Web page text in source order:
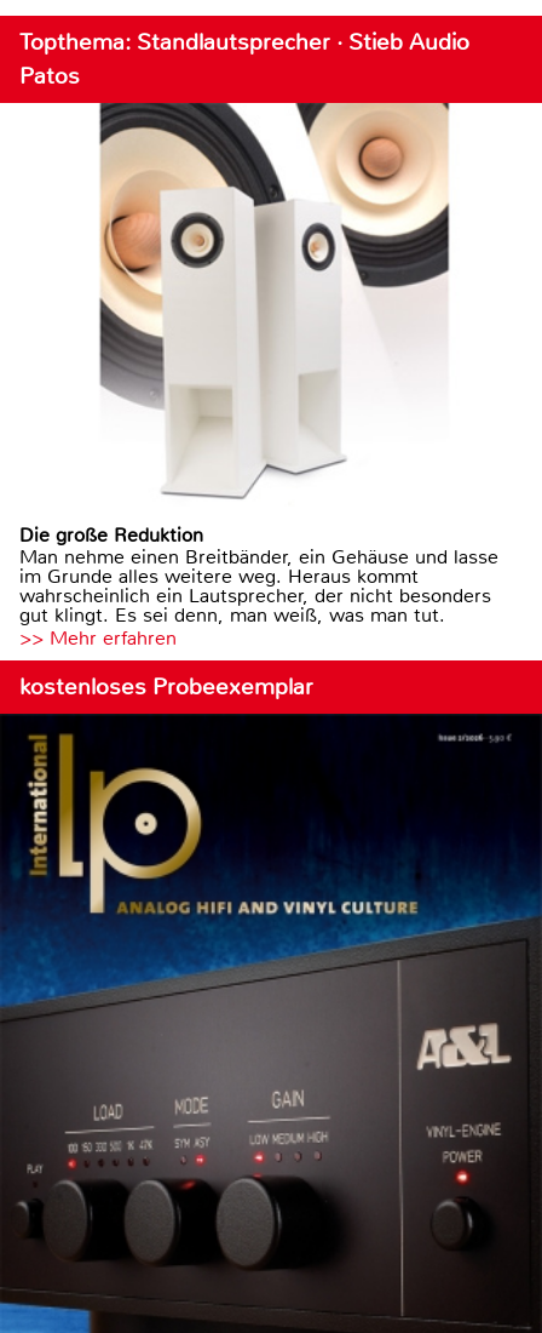
Topthema: Standlautsprecher · Stieb Audio
Patos
Die große Reduktion
Man nehme einen Breitbänder, ein Gehäuse und lasse
im Grunde alles weitere weg. Heraus kommt
wahrscheinlich ein Lautsprecher, der nicht besonders
gut klingt. Es sei denn, man weiß, was man tut.
>> Mehr erfahren
kostenloses Probeexemplar